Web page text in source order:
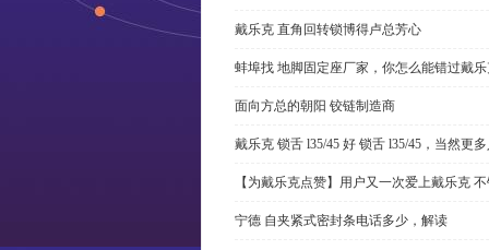
戴乐克 直角回转锁博得卢总芳心
蚌埠找 地脚固定座厂家，你怎么能错过戴
面向方总的朝阳 铰链制造商
戴乐克 锁舌 l35/45 好 锁舌 l35/45，当然更
【为戴乐克点赞】用户又一次爱上戴乐克
宁德 自夹紧式密封条电话多少，解读